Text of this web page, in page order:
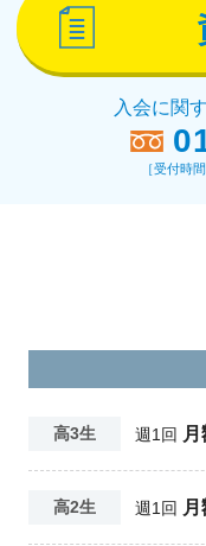
入会に関
［受付時
高3生 週1回
高2生 週1回